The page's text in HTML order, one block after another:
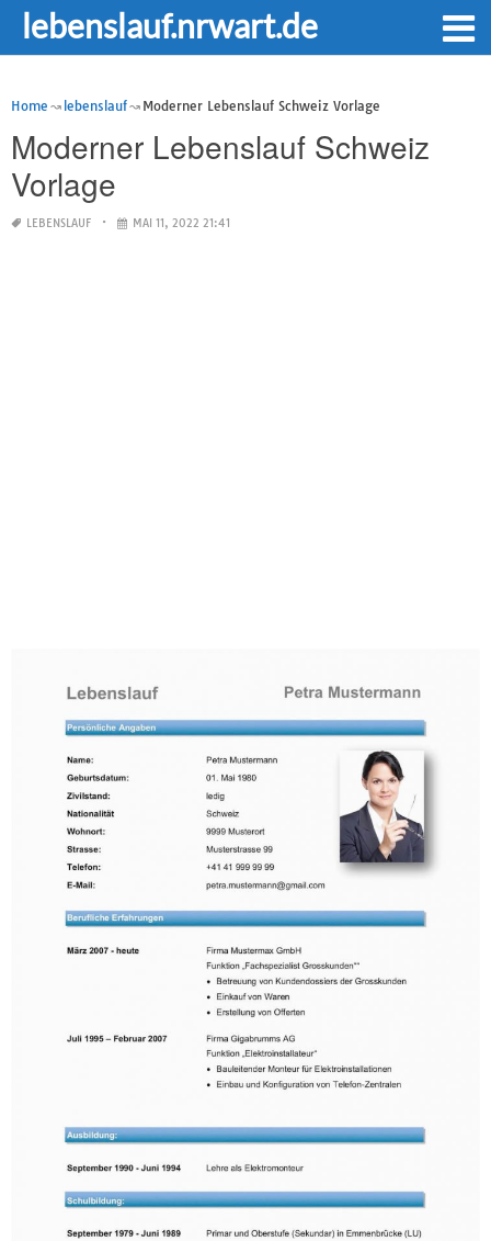
lebenslauf.nrwart.de
Home lebenslauf Moderner Lebenslauf Schweiz Vorlage
Moderner Lebenslauf Schweiz
Vorlage
LEBENSLAUF MAI 11, 2022 21:41